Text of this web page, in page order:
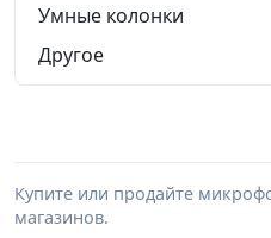
Умные колонки
Другое
Купите или продайте
магазинов.